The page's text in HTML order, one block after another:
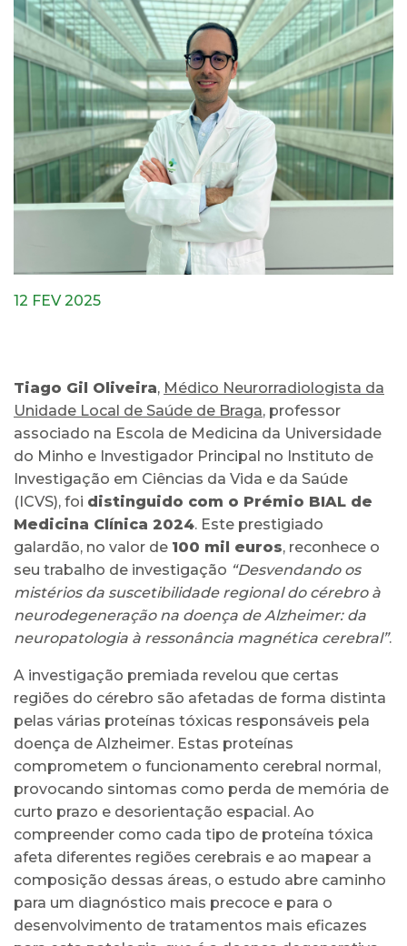
12 FEV 2025
Tiago Gil Oliveira, Médico Neurorradiologista da
Unidade Local de Saúde de Braga, professor
associado na Escola de Medicina da Universidade
do Minho e Investigador Principal no Instituto de
Investigação em Ciências da Vida e da Saúde
(ICVS), foi distinguido com o Prémio BIAL de
Medicina Clínica 2024. Este prestigiado
galardão, no valor de 100 mil euros, reconhece o
seu trabalho de investigação “Desvendando os
mistérios da suscetibilidade regional do cérebro à
neurodegeneração na doença de Alzheimer: da
neuropatologia à ressonância magnética cerebral”.
A investigação premiada revelou que certas
regiões do cérebro são afetadas de forma distinta
pelas várias proteínas tóxicas responsáveis pela
doença de Alzheimer. Estas proteínas
comprometem o funcionamento cerebral normal,
provocando sintomas como perda de memória de
curto prazo e desorientação espacial. Ao
compreender como cada tipo de proteína tóxica
afeta diferentes regiões cerebrais e ao mapear a
composição dessas áreas, o estudo abre caminho
para um diagnóstico mais precoce e para o
desenvolvimento de tratamentos mais eficazes